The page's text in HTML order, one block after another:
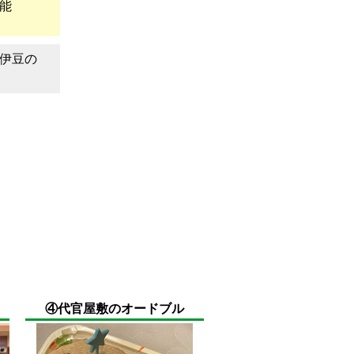
豆の
④代官屋敷のオードブル